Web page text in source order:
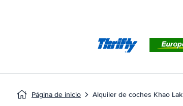
Página de inicio Alquiler de coches Khao Lak